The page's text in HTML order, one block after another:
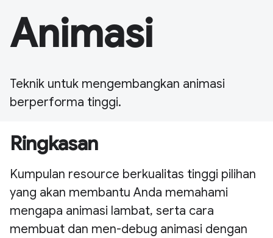
Animasi
Teknik untuk mengembangkan animasi
berperforma tinggi.
Ringkasan
Kumpulan resource berkualitas tinggi pilihan
yang akan membantu Anda memahami
mengapa animasi lambat, serta cara
membuat dan men-debug animasi dengan